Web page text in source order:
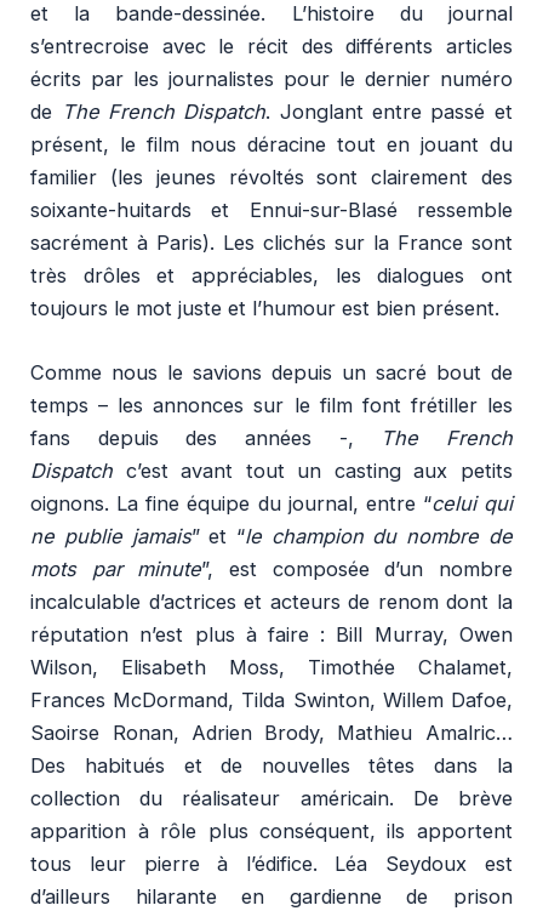
et la bande-dessinée. L’histoire du journal
s’entrecroise avec le récit des différents articles
écrits par les journalistes pour le dernier numéro
de The French Dispatch. Jonglant entre passé et
présent, le film nous déracine tout en jouant du
familier (les jeunes révoltés sont clairement des
soixante-huitards et Ennui-sur-Blasé ressemble
sacrément à Paris). Les clichés sur la France sont
très drôles et appréciables, les dialogues ont
toujours le mot juste et l’humour est bien présent.
Comme nous le savions depuis un sacré bout de
temps – les annonces sur le film font frétiller les
fans depuis des années -,
The French
Dispatch c’est avant tout un casting aux petits
oignons. La fine équipe du journal, entre “celui qui
ne publie jamais” et “le champion du nombre de
mots par minute”, est composée d’un nombre
incalculable d’actrices et acteurs de renom dont la
réputation n’est plus à faire : Bill Murray, Owen
Wilson, Elisabeth Moss, Timothée Chalamet,
Frances McDormand, Tilda Swinton, Willem Dafoe,
Saoirse Ronan, Adrien Brody, Mathieu Amalric…
Des habitués et de nouvelles têtes dans la
collection du réalisateur américain. De brève
apparition à rôle plus conséquent, ils apportent
tous leur pierre à l’édifice. Léa Seydoux est
d’ailleurs hilarante en gardienne de prison